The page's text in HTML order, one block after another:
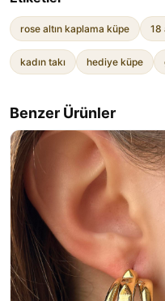
rose altın kaplama küpe 18
kadın takı hediye küpe
Benzer Ürünler